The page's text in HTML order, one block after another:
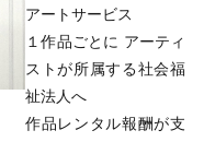
アートサービス
１作品ごとに アーティ
ストが所属する社会福
祉法人へ
作品レンタル報酬が支